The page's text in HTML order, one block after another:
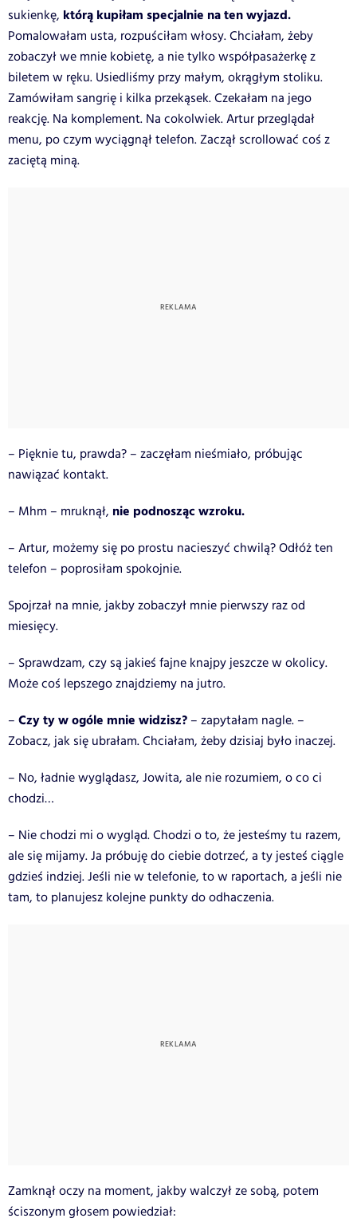
sukienkę, którą kupiłam specjalnie na ten wyjazd.
Pomalowałam usta, rozpuściłam włosy. Chciałam, żeby
zobaczył we mnie kobietę, a nie tylko współpasażerkę z
biletem w ręku. Usiedliśmy przy małym, okrągłym stoliku.
Zamówiłam sangrię i kilka przekąsek. Czekałam na jego
reakcję. Na komplement. Na cokolwiek. Artur przeglądał
menu, po czym wyciągnął telefon. Zaczął scrollować coś z
zaciętą miną.
– Pięknie tu, prawda? – zaczęłam nieśmiało, próbując
nawiązać kontakt.
– Mhm – mruknął, nie podnosząc wzroku.
– Artur, możemy się po prostu nacieszyć chwilą? Odłóż ten
telefon – poprosiłam spokojnie.
Spojrzał na mnie, jakby zobaczył mnie pierwszy raz od
miesięcy.
– Sprawdzam, czy są jakieś fajne knajpy jeszcze w okolicy.
Może coś lepszego znajdziemy na jutro.
– Czy ty w ogóle mnie widzisz? – zapytałam nagle. –
Zobacz, jak się ubrałam. Chciałam, żeby dzisiaj było inaczej.
– No, ładnie wyglądasz, Jowita, ale nie rozumiem, o co ci
chodzi…
– Nie chodzi mi o wygląd. Chodzi o to, że jesteśmy tu razem,
ale się mijamy. Ja próbuję do ciebie dotrzeć, a ty jesteś ciągle
gdzieś indziej. Jeśli nie w telefonie, to w raportach, a jeśli nie
tam, to planujesz kolejne punkty do odhaczenia.
Zamknął oczy na moment, jakby walczył ze sobą, potem
ściszonym głosem powiedział: